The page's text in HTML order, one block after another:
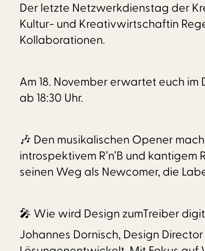
Der letzte Netzwerkdienstag der
Kultur- und Kreativwirtschaftin
Kollaborationen.
Am 18. November erwartet euch
ab 18:30 Uhr.
🎶 Den musikalischen Opener
introspektivem R’n’B und
seinen Weg als Newcomer, die
🎤 Wie wird Design zumTreiber
Johannes Dornisch, Design